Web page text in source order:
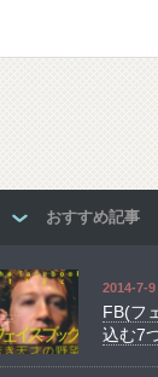
おすすめ記事
2014-7-9
FB(フ
込む7